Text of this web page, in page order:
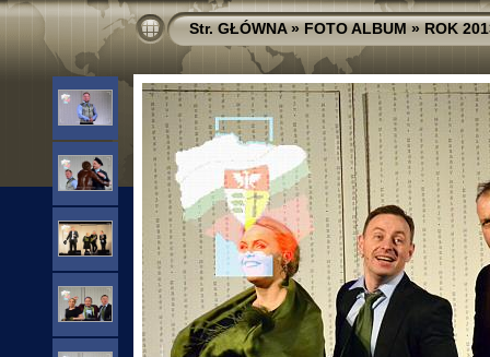
Str. GŁÓWNA»FOTO ALBUM»ROK